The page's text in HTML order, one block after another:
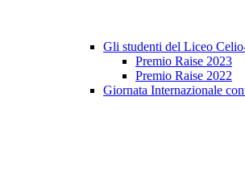
Gli studenti del Liceo
Premio Raise 2023
Premio Raise 2022
Giornata Internazionale